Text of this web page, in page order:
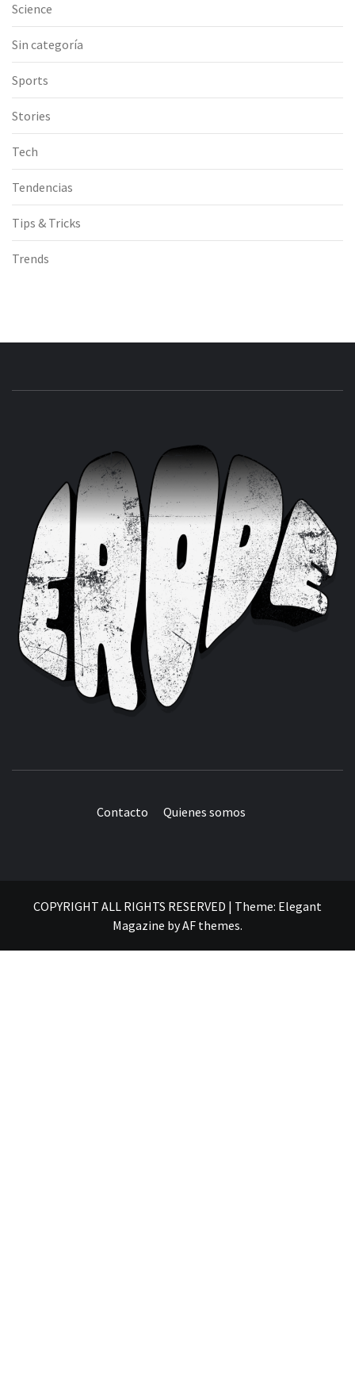
Science
Sin categoría
Sports
Stories
Tech
Tendencias
Tips & Tricks
Trends
Contacto Quienes somos
COPYRIGHT ALL RIGHTS RESERVED | Theme: Elegant
Magazine byAF themes.